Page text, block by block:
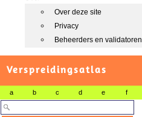
Over deze site
Privacy
Beheerders en validatoren
Verspreidingsatlas
a b c d e f